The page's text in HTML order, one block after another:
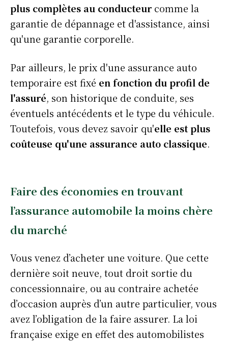
plus complètes au conducteur comme la
garantie de dépannage et d'assistance, ainsi
qu'une garantie corporelle.
Par ailleurs, le prix d'une assurance auto
temporaire est fixé en fonction du profil de
l'assuré, son historique de conduite, ses
éventuels antécédents et le type du véhicule.
Toutefois, vous devez savoir qu'elle est plus
coûteuse qu'une assurance auto classique.
Faire des économies en trouvant
l’assurance automobile la moins chère
du marché
Vous venez d’acheter une voiture. Que cette
dernière soit neuve, tout droit sortie du
concessionnaire, ou au contraire achetée
d’occasion auprès d’un autre particulier, vous
avez l’obligation de la faire assurer. La loi
française exige en effet des automobilistes